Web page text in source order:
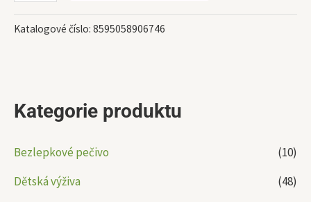
Kategorie produktu
Bezlepkové pečivo
(10)
Dětská výživa
(48)
Katalogové číslo: 8595058906746